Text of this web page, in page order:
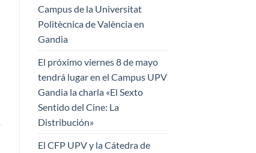
Campus de la Universitat
Politècnica de València en
Gandia
El próximo viernes 8 de mayo
tendrá lugar en el Campus UPV
Gandia la charla «El Sexto
Sentido del Cine: La
Distribución»
El CFP UPV y la Cátedra de